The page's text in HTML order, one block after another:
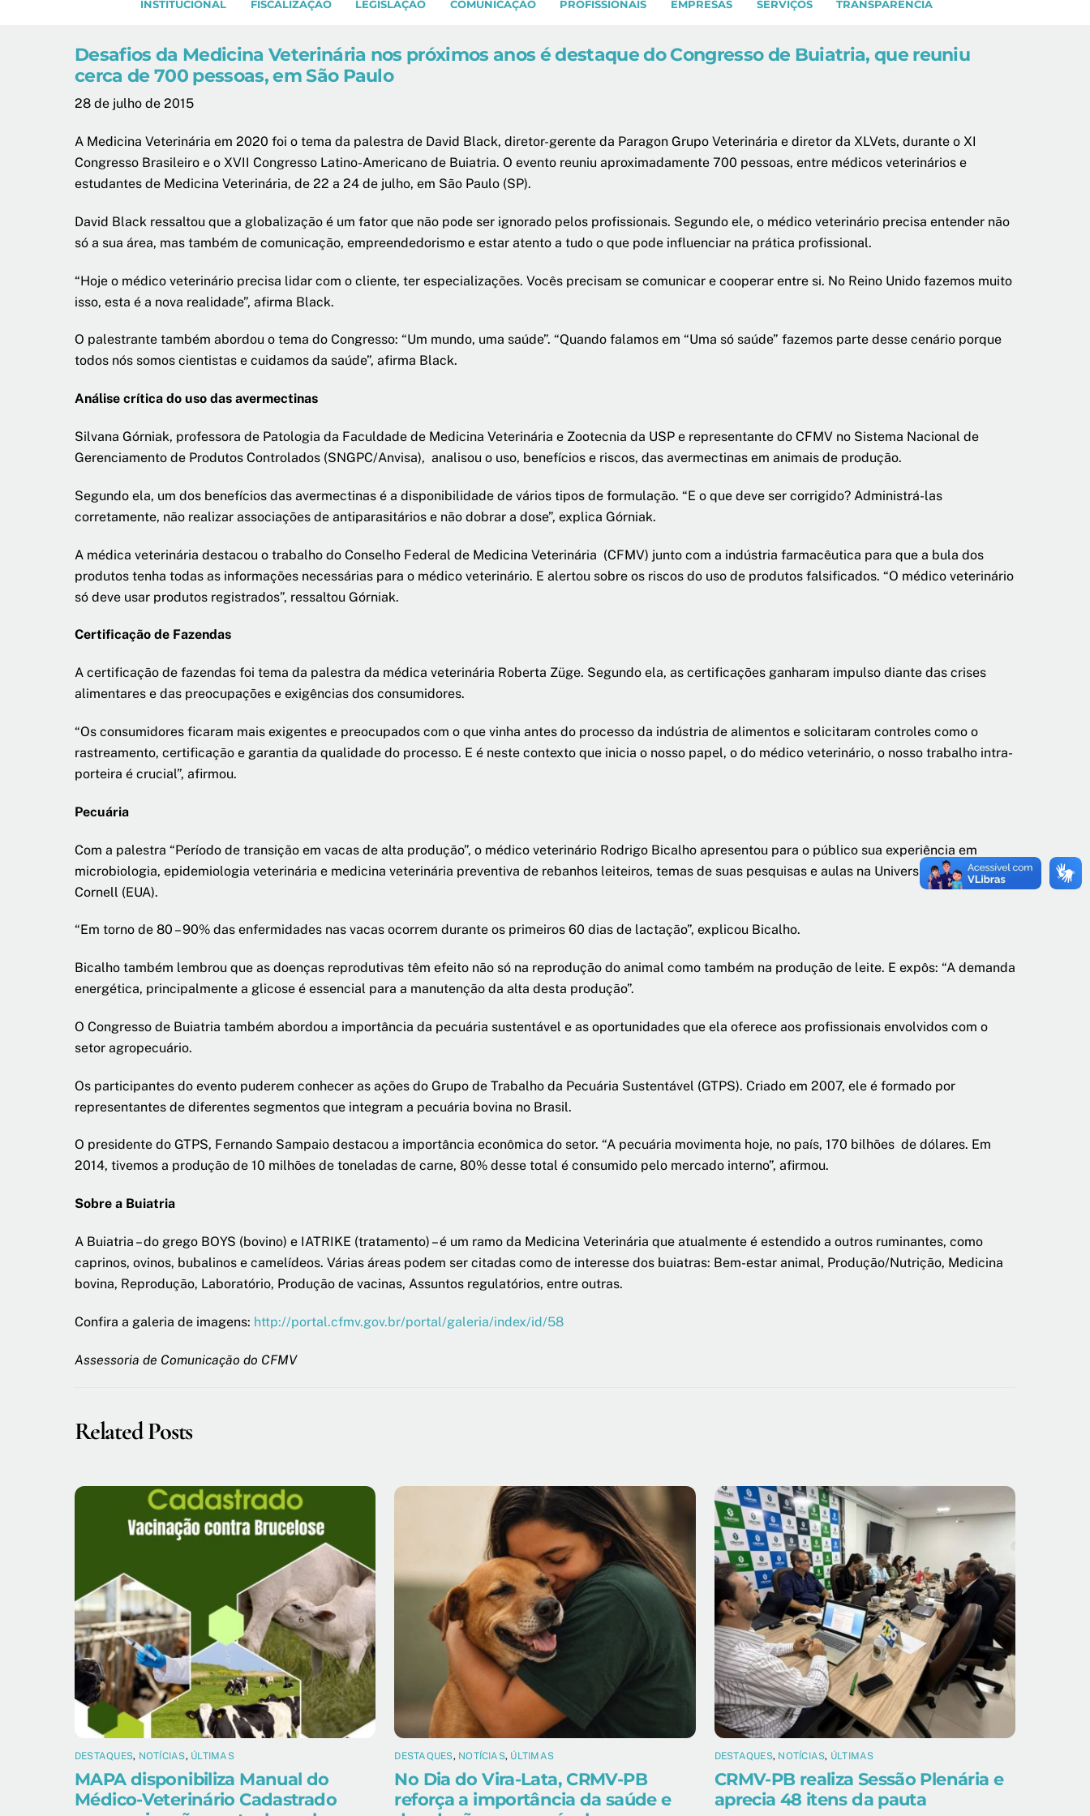
INSTITUCIONAL FISCALIZAÇÃO LEGISLAÇÃO COMUNICAÇÃO PROFISSIONAIS EMPRESAS SERVIÇOS TRANSPARÊNCIA
Desafios da Medicina Veterinária nos próximos anos é destaque do Congresso de Buiatria, que reuniu
cerca de 700 pessoas, em São Paulo
28 de julho de 2015
A Medicina Veterinária em 2020 foi o tema da palestra de David Black, diretor-gerente da Paragon Grupo Veterinária e diretor da XLVets, durante o XI
Congresso Brasileiro e o XVII Congresso Latino-Americano de Buiatria. O evento reuniu aproximadamente 700 pessoas, entre médicos veterinários e
estudantes de Medicina Veterinária, de 22 a 24 de julho, em São Paulo (SP).
David Black ressaltou que a globalização é um fator que não pode ser ignorado pelos profissionais. Segundo ele, o médico veterinário precisa entender não
só a sua área, mas também de comunicação, empreendedorismo e estar atento a tudo o que pode influenciar na prática profissional.
“Hoje o médico veterinário precisa lidar com o cliente, ter especializações. Vocês precisam se comunicar e cooperar entre si. No Reino Unido fazemos muito
isso, esta é a nova realidade”, afirma Black.
O palestrante também abordou o tema do Congresso: “Um mundo, uma saúde”. “Quando falamos em “Uma só saúde” fazemos parte desse cenário porque
todos nós somos cientistas e cuidamos da saúde”, afirma Black.
Análise crítica do uso das avermectinas
Silvana Górniak, professora de Patologia da Faculdade de Medicina Veterinária e Zootecnia da USP e representante do CFMV no Sistema Nacional de
Gerenciamento de Produtos Controlados (SNGPC/Anvisa), analisou o uso, benefícios e riscos, das avermectinas em animais de produção.
Segundo ela, um dos benefícios das avermectinas é a disponibilidade de vários tipos de formulação. “E o que deve ser corrigido? Administrá-las
corretamente, não realizar associações de antiparasitários e não dobrar a dose”, explica Górniak.
A médica veterinária destacou o trabalho do Conselho Federal de Medicina Veterinária (CFMV) junto com a indústria farmacêutica para que a bula dos
produtos tenha todas as informações necessárias para o médico veterinário. E alertou sobre os riscos do uso de produtos falsificados. “O médico veterinário
só deve usar produtos registrados”, ressaltou Górniak.
Certificação de Fazendas
A certificação de fazendas foi tema da palestra da médica veterinária Roberta Züge. Segundo ela, as certificações ganharam impulso diante das crises
alimentares e das preocupações e exigências dos consumidores.
“Os consumidores ficaram mais exigentes e preocupados com o que vinha antes do processo da indústria de alimentos e solicitaram controles como o
rastreamento, certificação e garantia da qualidade do processo. E é neste contexto que inicia o nosso papel, o do médico veterinário, o nosso trabalho intra-
porteira é crucial”, afirmou.
Pecuária
Com a palestra “Período de transição em vacas de alta produção”, o médico veterinário Rodrigo Bicalho apresentou para o público sua experiência em
microbiologia, epidemiologia veterinária e medicina veterinária preventiva de rebanhos leiteiros, temas de suas pesquisas e aulas na Universidade de
Cornell (EUA).
“Em torno de 80 – 90% das enfermidades nas vacas ocorrem durante os primeiros 60 dias de lactação”, explicou Bicalho.
Bicalho também lembrou que as doenças reprodutivas têm efeito não só na reprodução do animal como também na produção de leite. E expôs: “A demanda
energética, principalmente a glicose é essencial para a manutenção da alta desta produção”.
O Congresso de Buiatria também abordou a importância da pecuária sustentável e as oportunidades que ela oferece aos profissionais envolvidos com o
setor agropecuário.
Os participantes do evento puderem conhecer as ações do Grupo de Trabalho da Pecuária Sustentável (GTPS). Criado em 2007, ele é formado por
representantes de diferentes segmentos que integram a pecuária bovina no Brasil.
O presidente do GTPS, Fernando Sampaio destacou a importância econômica do setor. “A pecuária movimenta hoje, no país, 170 bilhões de dólares. Em
2014, tivemos a produção de 10 milhões de toneladas de carne, 80% desse total é consumido pelo mercado interno”, afirmou.
Sobre a Buiatria
A Buiatria – do grego BOYS (bovino) e IATRIKE (tratamento) – é um ramo da Medicina Veterinária que atualmente é estendido a outros ruminantes, como
caprinos, ovinos, bubalinos e camelídeos. Várias áreas podem ser citadas como de interesse dos buiatras: Bem-estar animal, Produção/Nutrição, Medicina
bovina, Reprodução, Laboratório, Produção de vacinas, Assuntos regulatórios, entre outras.
Confira a galeria de imagens: http://portal.cfmv.gov.br/portal/galeria/index/id/58​
Assessoria de Comunicação do CFMV
Related Posts
DESTAQUES, NOTÍCIAS, ÚLTIMAS
MAPA disponibiliza Manual do
Médico-Veterinário Cadastrado
DESTAQUES, NOTÍCIAS, ÚLTIMAS
No Dia do Vira-Lata, CRMV-PB
reforça a importância da saúde e
DESTAQUES, NOTÍCIAS, ÚLTIMAS
CRMV-PB realiza Sessão Plenária e
aprecia 48 itens da pauta